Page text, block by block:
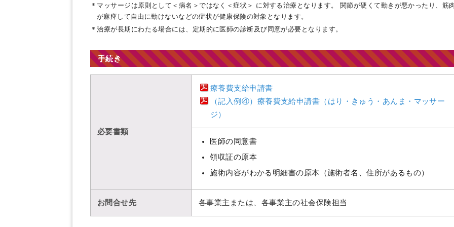
＊マッサージは原則として＜病名＞ではなく＜症状＞ に対する治療となります。 関節が硬くて動きが悪かったり、筋
が麻痺して自由に動けないなどの症状が健康保険の対象となります。
＊治療が長期にわたる場合には、定期的に医師の診断及び同意が必要となります。
手続き
必要書類
療養費支給申請書
（記入例④）療養費支給申請書（はり・きゅう・あんま・マッサー
ジ）
医師の同意書
領収証の原本
施術内容がわかる明細書の原本（施術者名、住所があるもの）
お問合せ先 各事業主または、各事業主の社会保険担当